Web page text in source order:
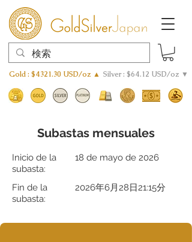
Gold : $4321.30 USD/oz ▲ Silver : $64.12 USD/oz ▼
Subastas mensuales
Inicio de la
subasta:
18 de mayo de 2026
Fin de la
subasta:
2026年6月28日21:15分